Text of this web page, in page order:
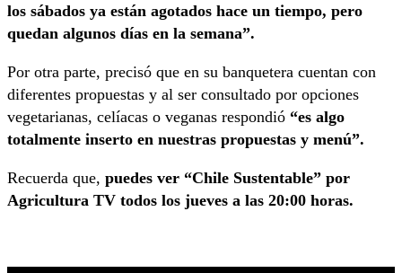
los sábados ya están agotados hace un tiempo, pero
quedan algunos días en la semana”.
Por otra parte, precisó que en su banquetera cuentan con
diferentes propuestas y al ser consultado por opciones
vegetarianas, celíacas o veganas respondió “es algo
totalmente inserto en nuestras propuestas y menú”.
Recuerda que, puedes ver “Chile Sustentable” por
Agricultura TV todos los jueves a las 20:00 horas.